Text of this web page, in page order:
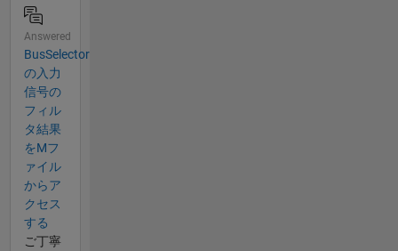
Answered
BusSelector
の入力
信号の
フィル
タ結果
をMフ
ァイル
からア
クセス
する
ご丁寧